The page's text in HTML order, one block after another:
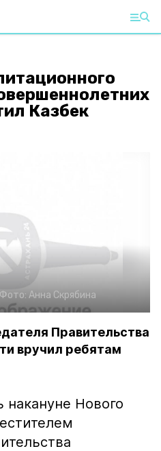
Казбек
Фото: Анна Скрябина
Правительства
вручил ребятам
накануне Нового